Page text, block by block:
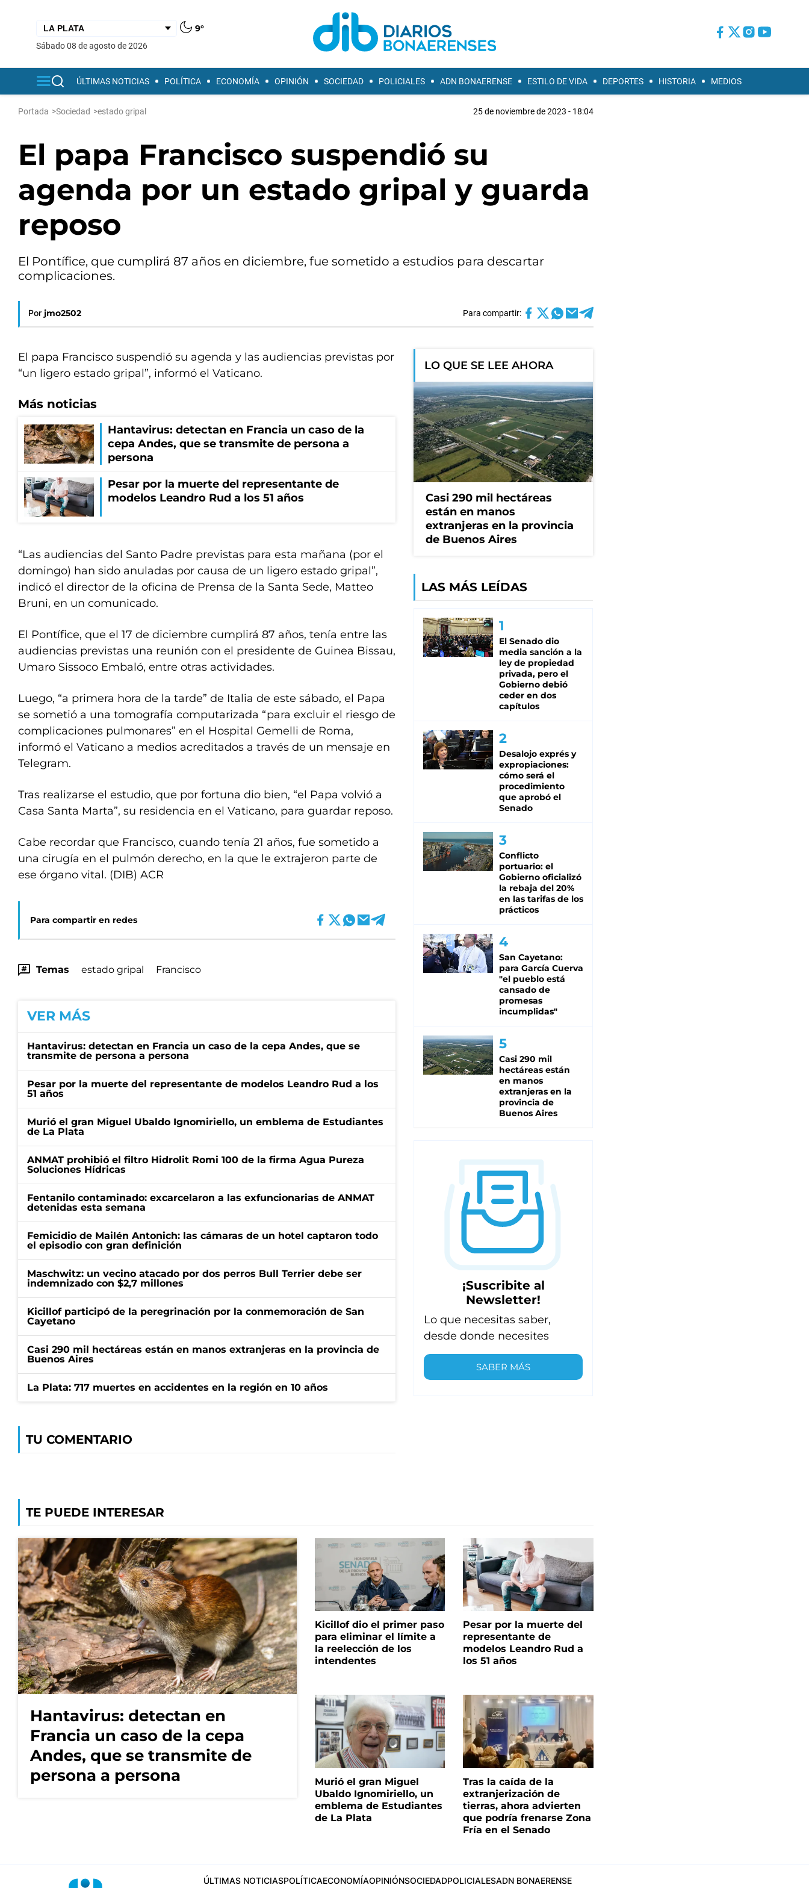
9°
sábado 08 de agosto de 2026
ÚLTIMAS NOTICIAS POLÍTICA ECONOMÍA OPINIÓN SOCIEDAD POLICIALES ADN BONAERENSE ESTILO DE VIDA DEPORTES HISTORIA MEDIOS
Portada >Sociedad >estado gripal 25 de noviembre de 2023 - 18:04
El papa Francisco suspendió su
agenda por un estado gripal y guarda
reposo
El Pontífice, que cumplirá 87 años en diciembre, fue sometido a estudios para descartar
complicaciones.
Por jmo2502 Para compartir:
El papa Francisco suspendió su agenda y las audiencias previstas por
“un ligero estado gripal”, informó el Vaticano.
Más noticias
Hantavirus: detectan en Francia un caso de la
cepa Andes, que se transmite de persona a
persona
Pesar por la muerte del representante de
modelos Leandro Rud a los 51 años
“Las audiencias del Santo Padre previstas para esta mañana (por el
domingo) han sido anuladas por causa de un ligero estado gripal”,
indicó el director de la oficina de Prensa de la Santa Sede, Matteo
Bruni, en un comunicado.
El Pontífice, que el 17 de diciembre cumplirá 87 años, tenía entre las
audiencias previstas una reunión con el presidente de Guinea Bissau,
Umaro Sissoco Embaló, entre otras actividades.
Luego, “a primera hora de la tarde” de Italia de este sábado, el Papa
se sometió a una tomografía computarizada “para excluir el riesgo de
complicaciones pulmonares” en el Hospital Gemelli de Roma,
informó el Vaticano a medios acreditados a través de un mensaje en
Telegram.
Tras realizarse el estudio, que por fortuna dio bien, “el Papa volvió a
Casa Santa Marta”, su residencia en el Vaticano, para guardar reposo.
Cabe recordar que Francisco, cuando tenía 21 años, fue sometido a
una cirugía en el pulmón derecho, en la que le extrajeron parte de
ese órgano vital. (DIB) ACR
Para compartir en redes
Temas estado gripal Francisco
VER MÁS
Hantavirus: detectan en Francia un caso de la cepa Andes, que se
transmite de persona a persona
Pesar por la muerte del representante de modelos Leandro Rud a los
51 años
Murió el gran Miguel Ubaldo Ignomiriello, un emblema de Estudiantes
de La Plata
ANMAT prohibió el filtro Hidrolit Romi 100 de la firma Agua Pureza
Soluciones Hídricas
Fentanilo contaminado: excarcelaron a las exfuncionarias de ANMAT
detenidas esta semana
Femicidio de Mailén Antonich: las cámaras de un hotel captaron todo
el episodio con gran definición
Maschwitz: un vecino atacado por dos perros Bull Terrier debe ser
indemnizado con $2,7 millones
Kicillof participó de la peregrinación por la conmemoración de San
Cayetano
Casi 290 mil hectáreas están en manos extranjeras en la provincia de
Buenos Aires
La Plata: 717 muertes en accidentes en la región en 10 años
TU COMENTARIO
LO QUE SE LEE AHORA
Casi 290 mil hectáreas
están en manos
extranjeras en la provincia
de Buenos Aires
LAS MÁS LEÍDAS
El Senado dio
media sanción a la
ley de propiedad
privada, pero el
Gobierno debió
ceder en dos
capítulos
Desalojo exprés y
expropiaciones:
cómo será el
procedimiento
que aprobó el
Senado
Conflicto
portuario: el
Gobierno oficializó
la rebaja del 20%
en las tarifas de los
prácticos
San Cayetano:
para García Cuerva
"el pueblo está
cansado de
promesas
incumplidas"
Casi 290 mil
hectáreas están
en manos
extranjeras en la
provincia de
Buenos Aires
¡Suscribite al
Newsletter!
Lo que necesitas saber,
desde donde necesites
SABER MÁS
TE PUEDE INTERESAR
Hantavirus: detectan en
Francia un caso de la cepa
Andes, que se transmite de
persona a persona
Kicillof dio el primer paso
para eliminar el límite a
la reelección de los
intendentes
Pesar por la muerte del
representante de
modelos Leandro Rud a
los 51 años
Murió el gran Miguel
Ubaldo Ignomiriello, un
emblema de Estudiantes
de La Plata
Tras la caída de la
extranjerización de
tierras, ahora advierten
que podría frenarse Zona
Fría en el Senado
ÚLTIMAS NOTICIASPOLÍTICAECONOMÍAOPINIÓNSOCIEDADPOLICIALESADN BONAERENSE